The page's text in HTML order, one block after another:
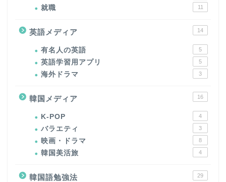
就職 11
英語メディア 14
有名人の英語 5
英語学習用アプリ 5
海外ドラマ 3
韓国メディア 16
K-POP 4
バラエティ 3
映画・ドラマ 8
韓国美活旅 4
韓国語勉強法 29